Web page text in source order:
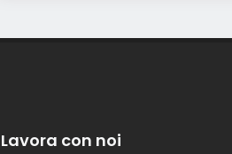
Lavora con noi